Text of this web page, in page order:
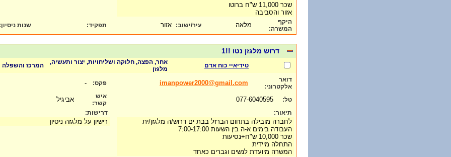
שכר 11,000 ש"ח ברוטו
אזור והסביבה
היקף
המשרה:
מלאה עיר/ישוב: אזור תפקיד: שנות ניסיון:
דרוש מלגזן נטו !!1
טידיאיי כוח אדם
אחר, הפצה, חלוקה ושליחויות, יצור ותעשיה,
מלגזן
המרכז והשפלה
דואר
אלקטרוני:
imanpower2000@gmail.com פקס: -
טל:
איש
קשר:
אביגיל
תיאור:
לחברה מובילה בתחום הברזל בבת ים דרוש/ה מלגזן/ית
העבודה בימים א-ה בין השעות 7:00-17:00
שכר 10,000 ש"ח+נסיעות
התחלה מיידית
המשרה מיועדת לנשים וגברים כאחד
דרישות:
רישיון על מלגזה ניסיון